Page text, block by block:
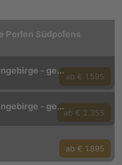
Perlen Südpolens
ab € 1.595
- ge...
ab € 2.355
- ge...
ab € 1.895